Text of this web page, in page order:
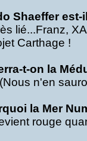
Shaeffer
lié...Franz,
Carthage !
t-on la
n'en
la Mer
rouge